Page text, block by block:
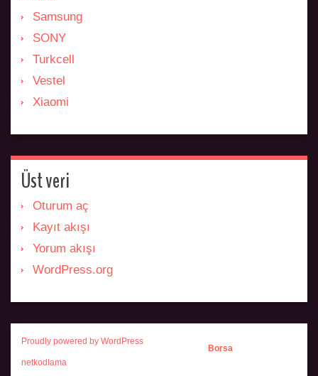
Samsung
SONY
Turkcell
Vestel
Xiaomi
Üst veri
Oturum aç
Kayıt akışı
Yorum akışı
WordPress.org
Proudly powered by WordPress
Borsa
netkodlama